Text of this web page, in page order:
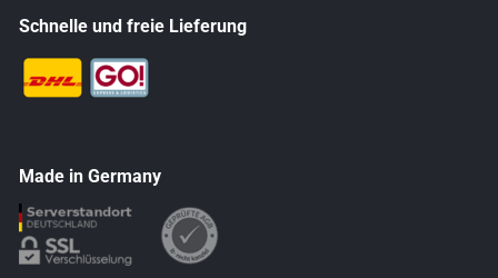
Schnelle und freie Lieferung
Made in Germany